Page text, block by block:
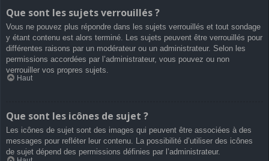
Que sont les sujets verrouillés ?
Vous ne pouvez plus répondre dans les sujets verrouillés et tout sondage
y étant contenu est alors terminé. Les sujets peuvent être verrouillés pour
différentes raisons par un modérateur ou un administrateur. Selon les
permissions accordées par l’administrateur, vous pouvez ou non
verrouiller vos propres sujets.
Haut
Que sont les icônes de sujet ?
Les icônes de sujet sont des images qui peuvent être associées à des
messages pour refléter leur contenu. La possibilité d’utiliser des icônes
de sujet dépend des permissions définies par l’administrateur.